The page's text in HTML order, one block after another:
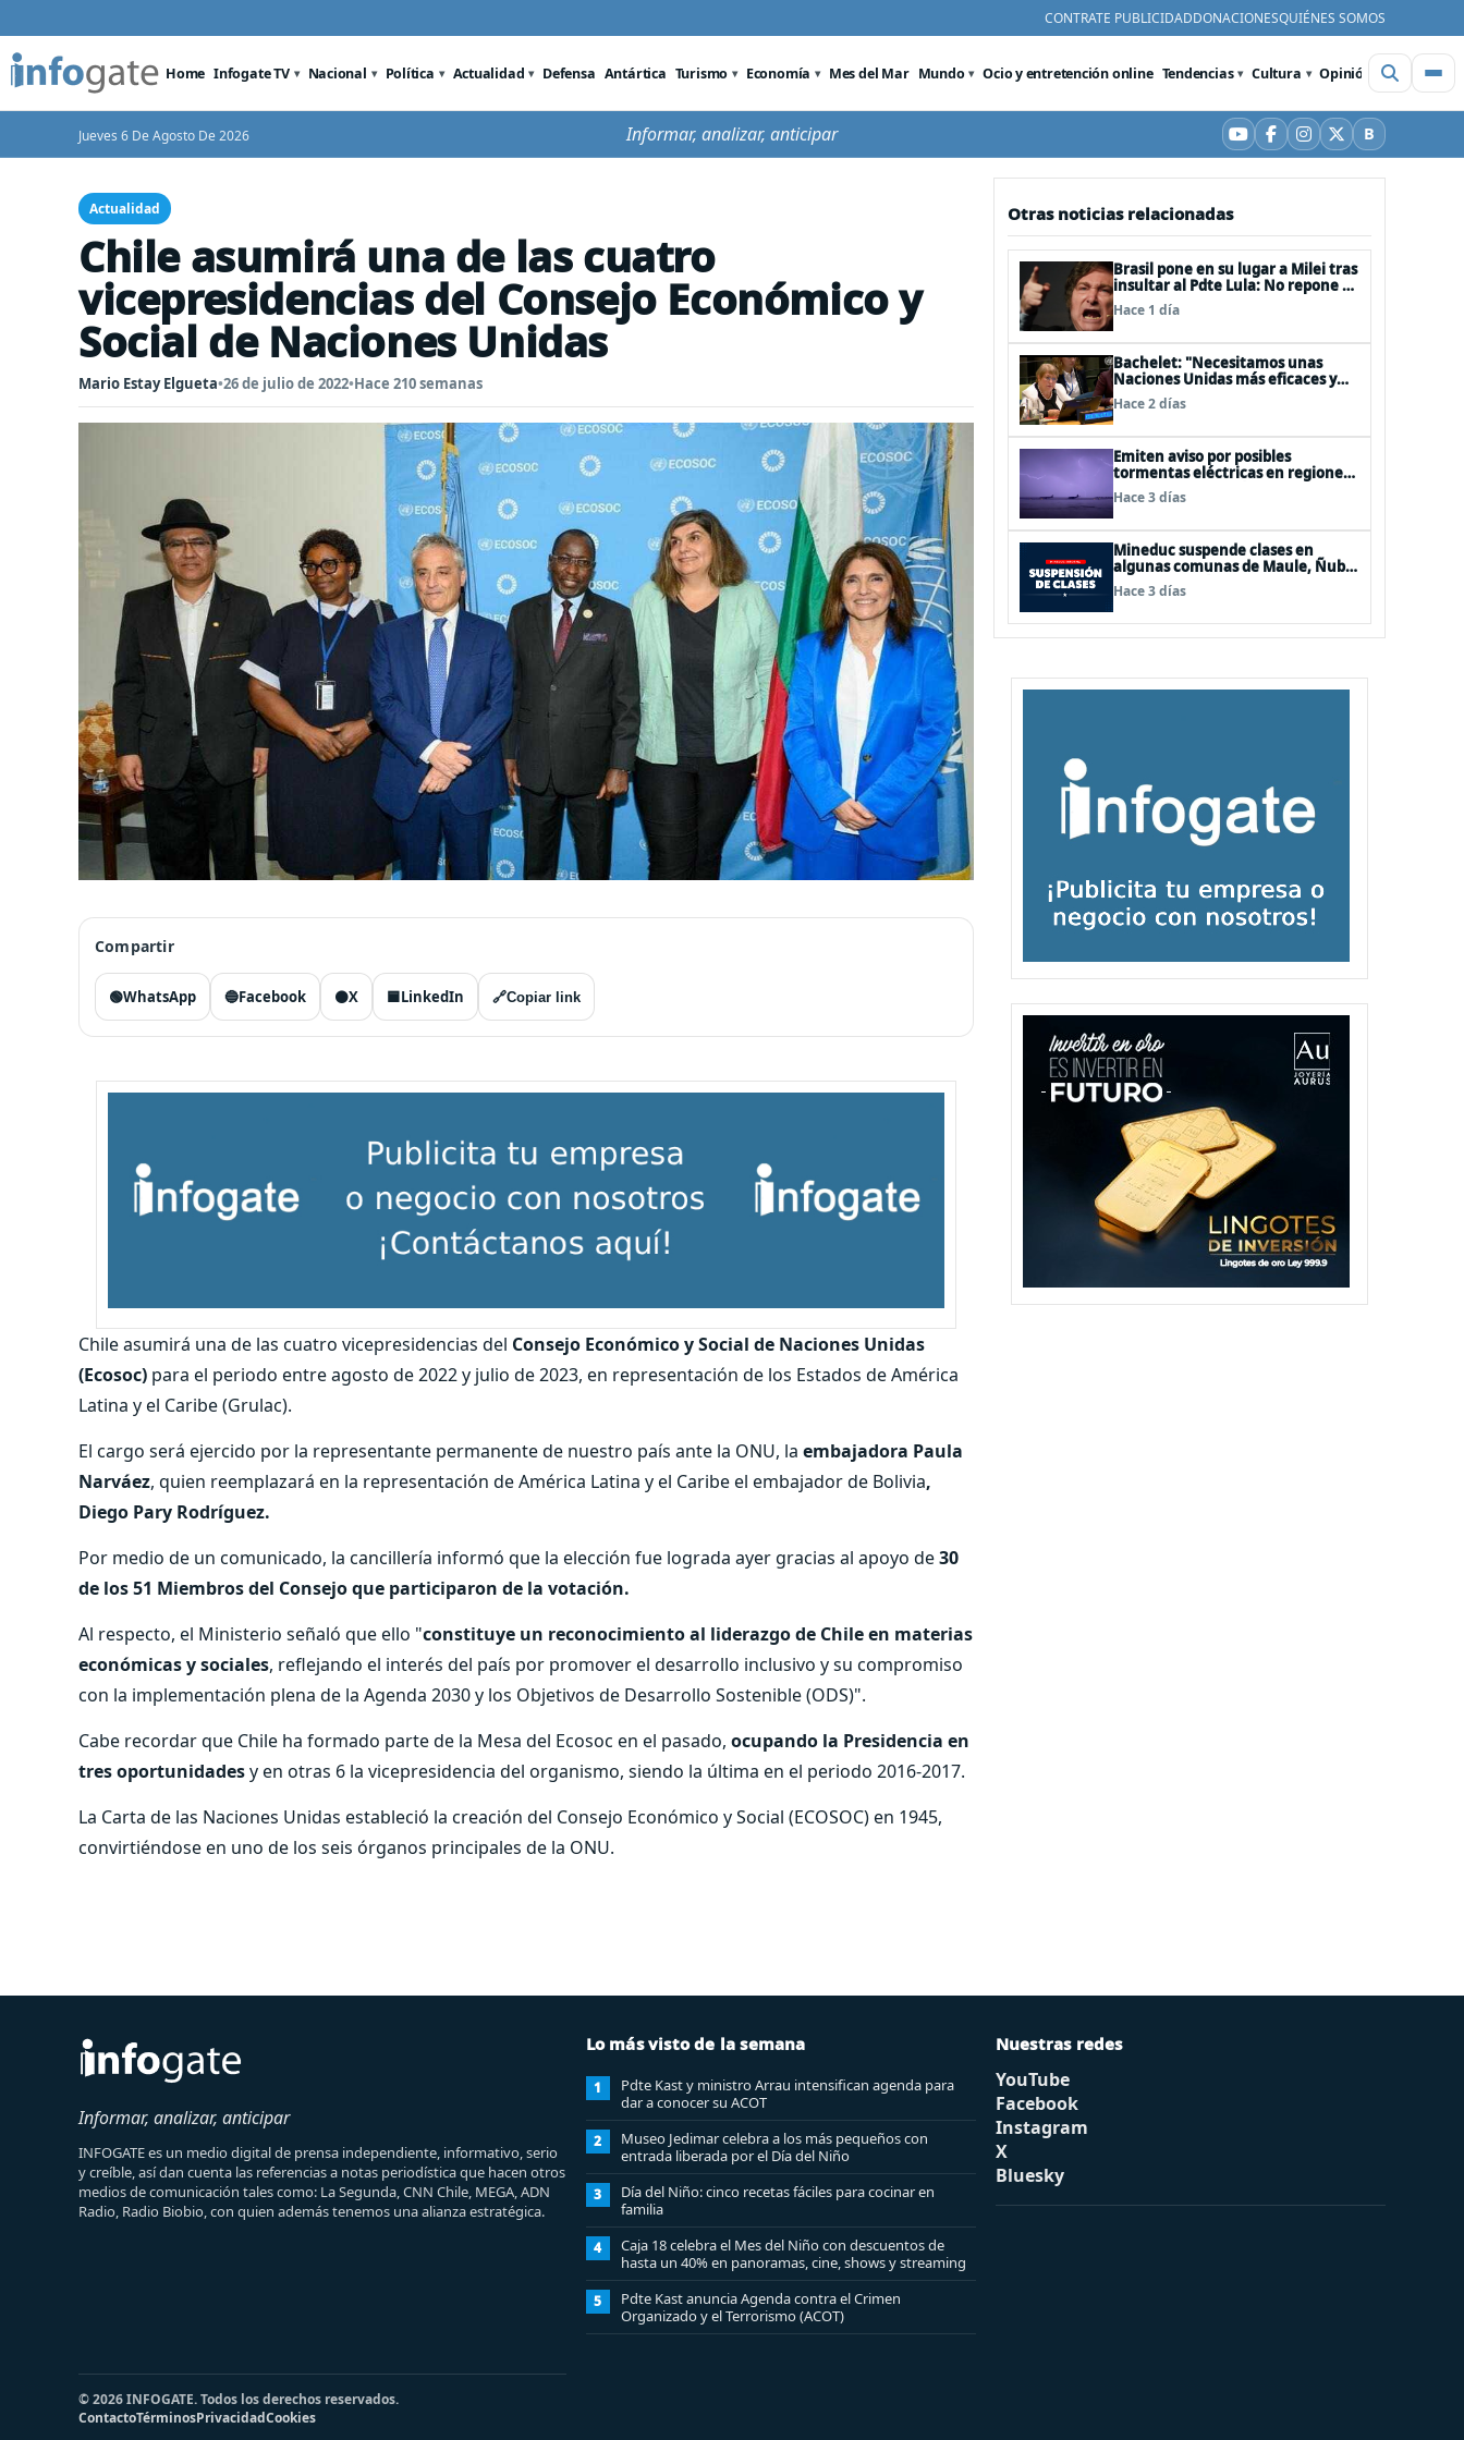
CONTRATE PUBLICIDADDONACIONESQUIÉNES SOMOS
Home Infogate TV Nacional Política Actualidad Defensa Antártica Turismo Economía Mes del Mar Mundo Ocio y entretención online Tendencias Cultura Opinión Videos
Jueves 6 De Agosto De 2026 Informar, analizar, anticipar YouTube
Facebook
Instagram
X BBluesky
Actualidad
Chile asumirá una de las cuatro
vicepresidencias del Consejo Económico y
Social de Naciones Unidas
Mario Estay Elgueta•26 de julio de 2022•Hace 210 semanas
Compartir
🟢WhatsApp 🔵Facebook ⚫X 🟦LinkedIn 🔗Copiar link
Chile asumirá una de las cuatro vicepresidencias del Consejo Económico y Social de Naciones Unidas
(Ecosoc) para el periodo entre agosto de 2022 y julio de 2023, en representación de los Estados de América
Latina y el Caribe (Grulac).
El cargo será ejercido por la representante permanente de nuestro país ante la ONU, la embajadora Paula
Narváez, quien reemplazará en la representación de América Latina y el Caribe el embajador de Bolivia,
Diego Pary Rodríguez.
Por medio de un comunicado, la cancillería informó que la elección fue lograda ayer gracias al apoyo de30
de los 51 Miembros del Consejo que participaron de la votación.
Al respecto, el Ministerio señaló que ello "constituye un reconocimiento al liderazgo de Chile en materias
económicas y sociales, reflejando el interés del país por promover el desarrollo inclusivo y su compromiso
con la implementación plena de la Agenda 2030 y los Objetivos de Desarrollo Sostenible (ODS)".
Cabe recordar que Chile ha formado parte de la Mesa del Ecosoc en el pasado, ocupando la Presidencia en
tres oportunidadesy en otras 6 la vicepresidencia del organismo, siendo la última en el periodo 2016-2017.
La Carta de las Naciones Unidas estableció la creación del Consejo Económico y Social (ECOSOC) en 1945,
convirtiéndose en uno de los seis órganos principales de la ONU.
Otras noticias relacionadas
Brasil pone en su lugar a Milei tras
insultar al Pdte Lula: No repone al
embajador en BBSS y rebaja la
relación bilateral
Hace 1 día
Bachelet: "Necesitamos unas
Naciones Unidas más eficaces y
cercanas a las personas"
Hace 2 días
Emiten aviso por posibles
tormentas eléctricas en regiones
de Los Lagos y Aysén
Hace 3 días
Mineduc suspende clases en
algunas comunas de Maule, Ñuble
y La Araucanía para este lunes
Hace 3 días
Informar, analizar, anticipar
INFOGATE es un medio digital de prensa independiente, informativo, serio
y creíble, así dan cuenta las referencias a notas periodística que hacen otros
medios de comunicación tales como: La Segunda, CNN Chile, MEGA, ADN
Radio, Radio Biobio, con quien además tenemos una alianza estratégica.
Lo más visto de la semana
1
Pdte Kast y ministro Arrau intensifican agenda para
dar a conocer su ACOT
2
Museo Jedimar celebra a los más pequeños con
entrada liberada por el Día del Niño
3
Día del Niño: cinco recetas fáciles para cocinar en
familia
4
Caja 18 celebra el Mes del Niño con descuentos de
hasta un 40% en panoramas, cine, shows y streaming
5
Pdte Kast anuncia Agenda contra el Crimen
Organizado y el Terrorismo (ACOT)
Nuestras redes
YouTube
Facebook
Instagram
X
Bluesky
© 2026 INFOGATE. Todos los derechos reservados.
ContactoTérminosPrivacidadCookies